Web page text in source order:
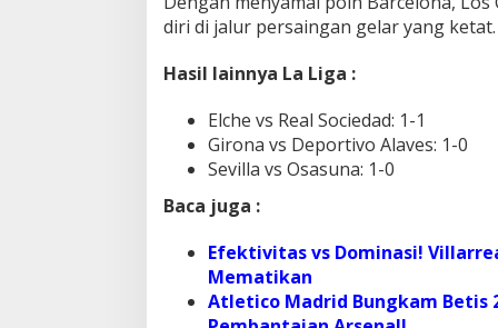
diri di jalur persaingan gelar yang
Hasil lainnya La Liga :
Elche vs Real Sociedad: 1-1
Girona vs Deportivo Alaves: 1-0
Sevilla vs Osasuna: 1-0
Baca juga :
Efektivitas vs Dominasi!
Mematikan
Atletico Madrid Bungkam Betis